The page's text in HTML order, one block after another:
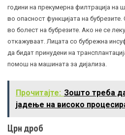
години на прекумерна филтрација на
во опасност функцијата на
во болест на бубрезите. Ако не се
откажуваат. Лицата со бубрежна
да бидат принудени на
помош на машината за дијализа.
Прочитајте: Зошто треба
јадење на високо
Црн дроб